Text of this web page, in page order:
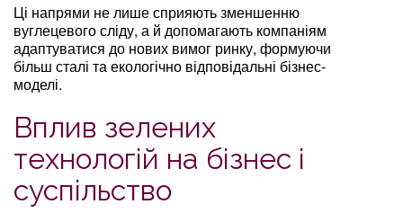
Ці напрями не лише сприяють зменшенню
вуглецевого сліду, а й допомагають компаніям
адаптуватися до нових вимог ринку, формуючи
більш сталі та екологічно відповідальні бізнес-
моделі.
Вплив зелених
технологій на бізнес і
суспільство